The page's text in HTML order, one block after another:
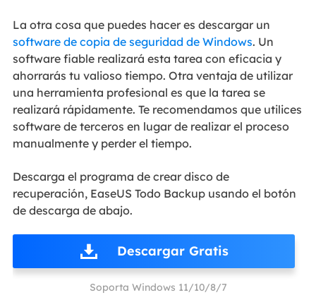
La otra cosa que puedes hacer es descargar un
software de copia de seguridad de Windows. Un
software fiable realizará esta tarea con eficacia y
ahorrarás tu valioso tiempo. Otra ventaja de utilizar
una herramienta profesional es que la tarea se
realizará rápidamente. Te recomendamos que utilices
software de terceros en lugar de realizar el proceso
manualmente y perder el tiempo.
Descarga el programa de crear disco de
recuperación, EaseUS Todo Backup usando el botón
de descarga de abajo.
Descargar Gratis
Soporta Windows 11/10/8/7